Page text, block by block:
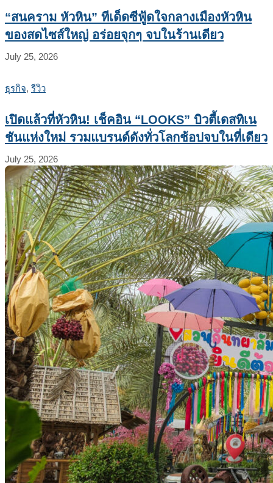
“สนคราม หัวหิน” ทีเด็ดซีฟู้ดใจกลางเมืองหัวหิน
ของสดไซส์ใหญ่ อร่อยจุกๆ จบในร้านเดียว
July 25, 2026
ธุรกิจ, รีวิว
เปิดแล้วที่หัวหิน! เช็คอิน “LOOKS” บิวตี้เดสทิเน
ชันแห่งใหม่ รวมแบรนด์ดังทั่วโลกช้อปจบในที่เดียว
July 25, 2026